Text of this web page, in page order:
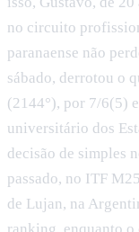
no circuito
paranaense não
sábado, derrotou o
(2144°), por 7/6(5)
universitário dos
decisão de simples
passado, no ITF
de Lujan, na